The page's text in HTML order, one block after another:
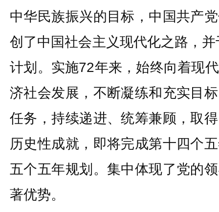
中华民族振兴的目标，中国共产
创了中国社会主义现代化之路，
计划。实施72年来，始终向着现
济社会发展，不断凝练和充实目
任务，持续递进、统筹兼顾，取
历史性成就，即将完成第十四个
五个五年规划。集中体现了党的
著优势。